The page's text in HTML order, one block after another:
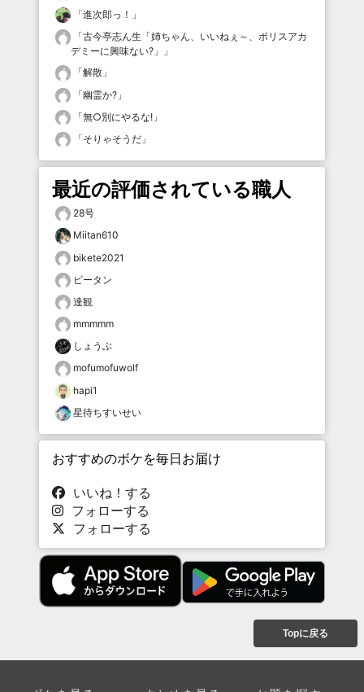
「進次郎っ！ 」
「古今亭志ん生「姉ちゃん、いいねぇ～、ポリスアカ
デミーに興味ない?」
」
「解散 」
「幽霊か? 」
「無○別にやるな! 」
「そりゃそうだ 」
最近の評価されている職人
28号
Miitan610
bikete2021
ピータン
達観
mmmmm
しょうぶ
mofumofuwolf
hapi1
星待ちすいせい
おすすめのボケを毎日お届け
いいね！する
フォローする
フォローする
Topに戻る